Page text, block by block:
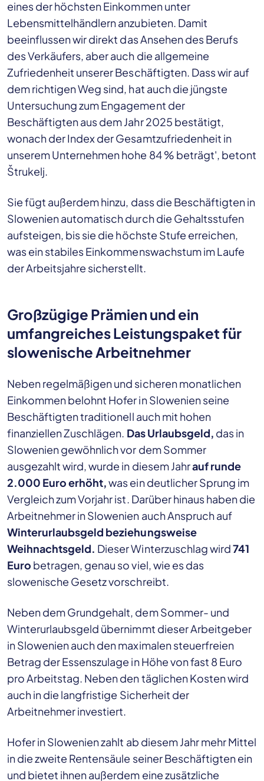
eines der höchsten Einkommen unter
Lebensmittelhändlern anzubieten. Damit
beeinflussen wir direkt das Ansehen des Berufs
des Verkäufers, aber auch die allgemeine
Zufriedenheit unserer Beschäftigten. Dass wir auf
dem richtigen Weg sind, hat auch die jüngste
Untersuchung zum Engagement der
Beschäftigten aus dem Jahr 2025 bestätigt,
wonach der Index der Gesamtzufriedenheit in
unserem Unternehmen hohe 84 % beträgt', betont
Štrukelj.
Sie fügt außerdem hinzu, dass die Beschäftigten in
Slowenien automatisch durch die Gehaltsstufen
aufsteigen, bis sie die höchste Stufe erreichen,
was ein stabiles Einkommenswachstum im Laufe
der Arbeitsjahre sicherstellt.
Großzügige Prämien und ein
umfangreiches Leistungspaket für
slowenische Arbeitnehmer
Neben regelmäßigen und sicheren monatlichen
Einkommen belohnt Hofer in Slowenien seine
Beschäftigten traditionell auch mit hohen
finanziellen Zuschlägen. Das Urlaubsgeld, das in
Slowenien gewöhnlich vor dem Sommer
ausgezahlt wird, wurde in diesem Jahrauf runde
2.000 Euro erhöht,was ein deutlicher Sprung im
Vergleich zum Vorjahr ist. Darüber hinaus haben die
Arbeitnehmer in Slowenien auch Anspruch auf
Winterurlaubsgeld beziehungsweise
Weihnachtsgeld. Dieser Winterzuschlag wird741
Euro betragen, genau so viel, wie es das
slowenische Gesetz vorschreibt.
Neben dem Grundgehalt, dem Sommer- und
Winterurlaubsgeld übernimmt dieser Arbeitgeber
in Slowenien auch den maximalen steuerfreien
Betrag der Essenszulage in Höhe von fast 8 Euro
pro Arbeitstag. Neben den täglichen Kosten wird
auch in die langfristige Sicherheit der
Arbeitnehmer investiert.
Hofer in Slowenien zahlt ab diesem Jahr mehr Mittel
in die zweite Rentensäule seiner Beschäftigten ein
und bietet ihnen außerdem eine zusätzliche